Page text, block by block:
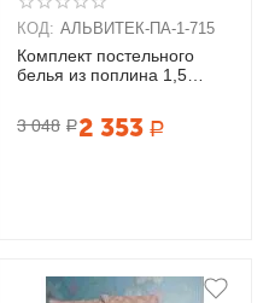
КОД: АЛЬВИТЕК-ПA-1-715
Комплект постельного
белья из поплина 1,5
3 048 Р 2 353 Р